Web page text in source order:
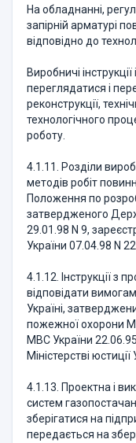
На обладнанні,
запірній арматурі
відповідно до
Виробничі
переглядатися і
реконструкції,
технологічного
роботу.
4.1.11. Розділи
методів робіт
Положення по
затвердженого
29.01.98 N 9,
України 07.04.98 N
4.1.12. Інструкції з
відповідати
Україні,
пожежної охорони
МВС України
Міністерстві
4.1.13. Проектна і
систем
зберігатися на
передається на